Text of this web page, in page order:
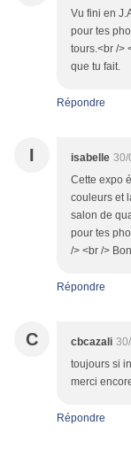
Vu fini en
pour tes
tours.<br />
que tu fait.
Répondre
I isabelle 30/
Cette expo
couleurs et
salon de
pour tes
/> <br />
Répondre
C cbcazali
toujours si
merci
Répondre